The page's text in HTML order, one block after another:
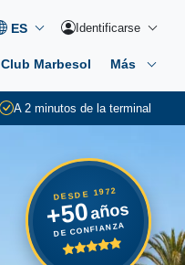
Identificarse
Club Marbesol Más
A 2 minutos de la terminal
DESDE 1972
+50años
DE CONFIANZA